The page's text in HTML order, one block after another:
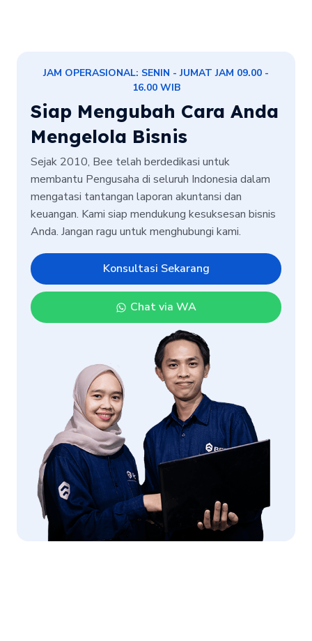
JAM OPERASIONAL: SENIN - JUMAT JAM 09.00 -
16.00 WIB
Siap Mengubah Cara Anda
Mengelola Bisnis
Sejak 2010, Bee telah berdedikasi untuk
membantu Pengusaha di seluruh Indonesia dalam
mengatasi tantangan laporan akuntansi dan
keuangan. Kami siap mendukung kesuksesan bisnis
Anda. Jangan ragu untuk menghubungi kami.
Konsultasi Sekarang
Chat via WA